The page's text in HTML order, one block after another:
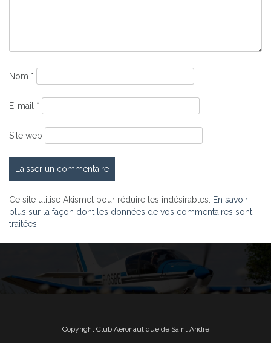
Nom *
E-mail *
Site web
Ce site utilise Akismet pour réduire les indésirables. En savoir
plus sur la façon dont les données de vos commentaires sont
traitées
Copyright Club Aéronautique de Saint André